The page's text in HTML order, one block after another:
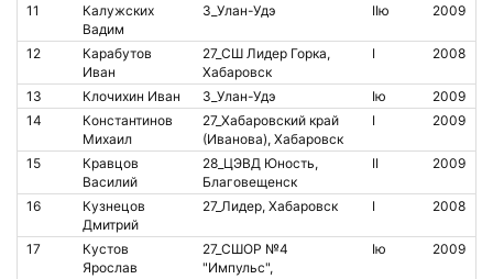
11
Калужских
Вадим
3_Улан-Удэ IIю 2009
12
Карабутов
Иван
27_СШ Лидер Горка,
Хабаровск
I 2008
13 Клочихин Иван 3_Улан-Удэ Iю 2009
14
Константинов
Михаил
27_Хабаровский край
(Иванова), Хабаровск
I 2009
15
Кравцов
Василий
28_ЦЭВД Юность,
Благовещенск
II 2009
16
Кузнецов
Дмитрий
27_Лидер, Хабаровск I 2008
17
Кустов
Ярослав
27_СШОР №4
"Импульс",
Iю 2009